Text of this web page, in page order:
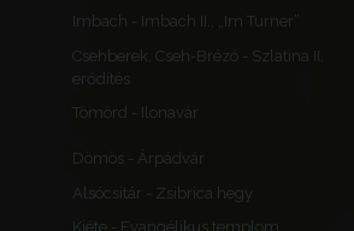
Imbach - Imbach II., „Im Turner”
Csehberek, Cseh-Brézó - Szlatina II.
erődítés
Tömörd - Ilonavár
Dömös - Árpádvár
Alsócsitár - Zsibrica hegy
Kiéte - Evangélikus templom